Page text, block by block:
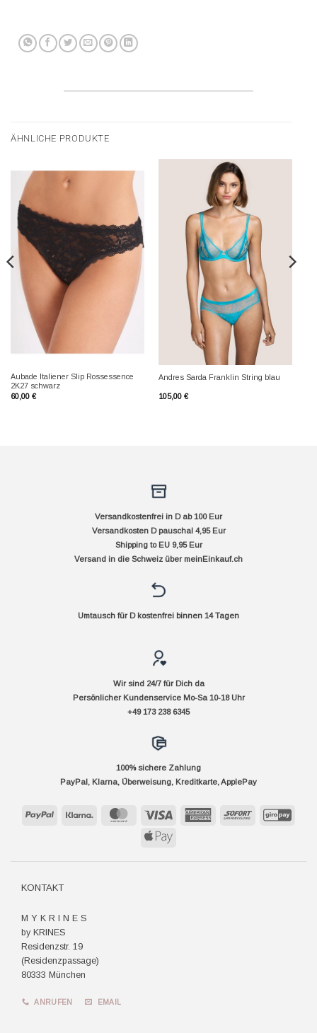
ÄHNLICHE PRODUKTE
Aubade Italiener Slip Rossessence
2K27 schwarz
60,00 €
Andres Sarda Franklin String blau
105,00 €
Versandkostenfrei in D ab 100 Eur
Versandkosten D pauschal 4,95 Eur
Shipping to EU 9,95 Eur
Versand in die Schweiz über meinEinkauf.ch
Umtausch für D kostenfrei binnen 14 Tagen
Wir sind 24/7 für Dich da
Persönlicher Kundenservice Mo-Sa 10-18 Uhr
+49 173 238 6345
100% sichere Zahlung
PayPal, Klarna, Überweisung, Kreditkarte, ApplePay
PayPal Klarna MasterCard Visa
AmericanSofort
Apple
KONTAKT
M Y K R I N E S
by KRINES
Residenzstr. 19
(Residenzpassage)
80333 München
ANRUFEN EMAIL